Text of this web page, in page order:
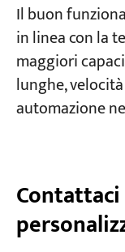
Il buon
in linea con la
maggiori
lunghe,
automazione